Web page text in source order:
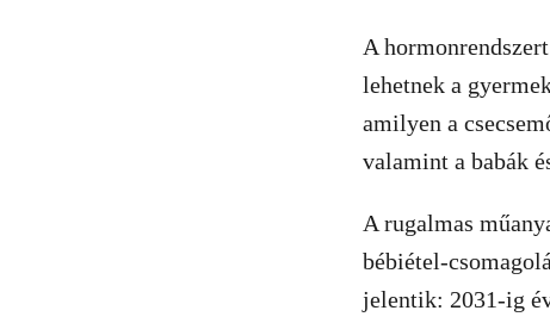
A
lehetnek a
amilyen a
valamint a babák
A rugalmas
bébiétel-
jelentik: 2031-ig